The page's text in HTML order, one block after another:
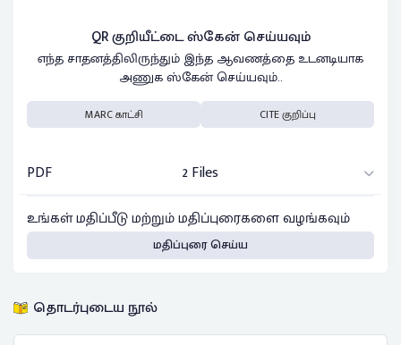
QR குறியீட்டை ஸ்கேன் செய்யவும்
எந்த சாதனத்திலிருந்தும் இந்த ஆவணத்தை உடனடியாக
அணுக ஸ்கேன் செய்யவும்..
MARC காட்சி CITE குறிப்பு
PDF
2 Files
உங்கள் மதிப்பீடு மற்றும் மதிப்புரைகளை வழங்கவும்
மதிப்புரை செய்ய
தொடர்புடைய நூல்